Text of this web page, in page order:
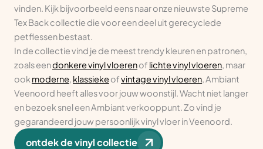
vinden. Kijk bijvoorbeeld eens naar onze nieuwste Supreme
Tex Back collectie die voor een deel uit gerecyclede
petflessen bestaat.
In de collectie vind je de meest trendy kleuren en patronen,
zoals eendonkere vinyl vloerenof lichte vinyl vloeren, maar
ook moderne, klassiekeofvintage vinyl vloeren, Ambiant
Veenoord heeft alles voor jouw woonstijl. Wacht niet langer
en bezoek snel een Ambiant verkooppunt. Zo vind je
gegarandeerd jouw persoonlijk vinyl vloer in Veenoord.
ontdek de vinyl collectie